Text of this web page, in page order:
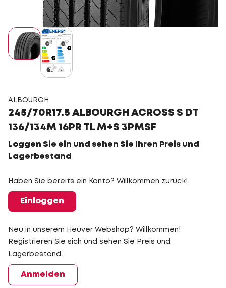
ALBOURGH
245/70R17.5 ALBOURGH ACROSS S DT
136/134M 16PR TL M+S 3PMSF
Loggen Sie ein und sehen Sie Ihren Preis und
Lagerbestand
Haben Sie bereits ein Konto? Willkommen zurück!
Einloggen
Neu in unserem Heuver Webshop? Willkommen!
Registrieren Sie sich und sehen Sie Preis und
Lagerbestand.
Anmelden